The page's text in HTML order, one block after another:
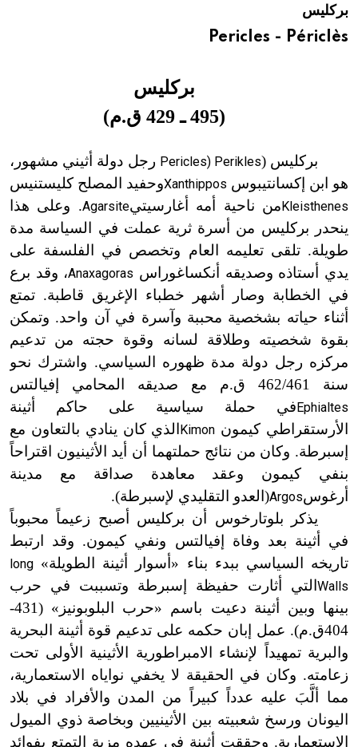
بركليس
Pericles - Périclès
بركليس
(495 ـ 429 ق.م )
بركليس (Pericles) Perikles رجل دولة أثيني مشهور،
هو ابن إكسانتيبوس Xanthipposوحفيد المصلح كليستنيس
Kleisthenes من ناحية أمه أغارسيتيAgarsite. وعلى هذا
ينحدر بركليس من أسرة ثرية عملت في السياسة مدة
طويلة. تلقى تعليمه العام وتخصص في الفلسفة على
يدي أستاذه وصديقه أنكساغوراس Anaxagoras، وقد برع
في الخطابة وصار
أشهر خطباء الإغريق قاطبة. تمتع
أثناء حياته بشخصية محببة وآسرة في آن واحد. وتمكن
بقوة شخصيته وطلاقة لسانه وقوة حجته من تدعيم
مركزه رجل دولة مدة ظهوره السياسي. واشترك نحو
سنة 462/461 ق.م مع صديقه المحامي إفيالتس
Ephialtes في حملة سياسية على حاكم أثينة
الأرستقراطي كيمون Kimon الذي كان ينادي بالتعاون مع
إسبرطة. وكان من نتائج حملتهما أن أيد الأثينيون اقتراحاً
بنفي كيمون وعقد معاهدة صداقة مع مدينة
أرغوسArgos(العدو التقليدي لإسبرطة)
.
يذكر بلوتارخوس أن بركليس أصبح زعيماً محبوباً
في أثينة بعد وفاة إفيالتس ونفي كيمون. وقد ارتبط
تاريخه السياسي ببدء بناء «أسوار أثينة الطويلة» long
Walls التي أثارت حفيظة إسبرطة وتسببت في حرب
بينها وبين أثينة دعيت باسم «حرب البلوبونيز» (431
-
404ق.م
). عمل إبان حكمه على تدعيم قوة أثينة البحرية
والبرية تمهيداً لإنشاء الامبراطورية الأثينية الأولى تحت
زعامته. وكان في الحقيقة لا يخفي نواياه الاستعمارية،
مما ألَّبَ عليه عدداً كبيراً من المدن والأفراد في بلاد
اليونان ورسخ شعبيته بين الأثينيين وبخاصة ذوي الميول
الاستعمارية. وحققت أثينة في عهده مزية التمتع بفوائد